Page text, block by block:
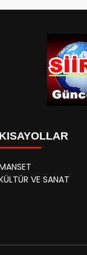
KISAYOLLAR
VE SANAT